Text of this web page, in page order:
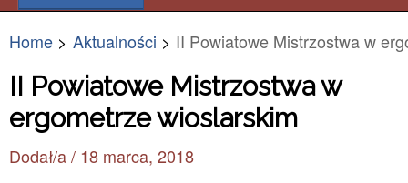
Home Aktualności II Powiatowe Mistrzostwa w
II Powiatowe Mistrzostwa w
ergometrze wioslarskim
Dodał/a / 18 marca, 2018